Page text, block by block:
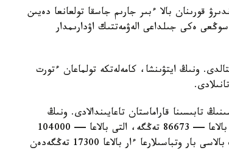
قورىنان بالا ءبىر جارىم جاسقا تولعانعا دەيىن
ەكى جىلداعى الەۋمەتتىك اۋدارىمدار
ونىڭ ايتۋىنشا، كامەلەتكە تولماعان ءتورت
تابىسىنا قاراماستان تاعايىندالادى. ونىڭ
مولشەرى ءتورت بالاسى بار وتباسىلارعا — 69330 تەڭگە، بەس بالاعا — 86673 تەڭگە، التى بالاعا — 104000
تەڭگە، جەتى بالاعا — 121360 تەڭگە. سەگىز جانە ودان كوپ بالاسى بار وتباسىلارعا ءار بالاعا 17300 تەڭگەدەن